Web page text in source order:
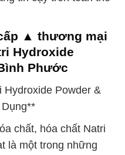
▲ thương mại
Hydroxide
Phước
Hydroxide Powder &
chất, hóa chất Natri
là một trong những